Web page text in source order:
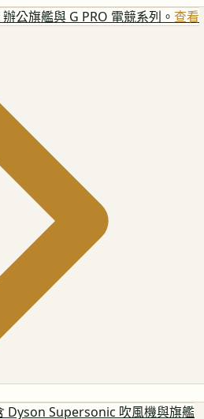
公旗艦與 G PRO 電競系列。 查看
Dyson Supersonic 吹風機與旗艦